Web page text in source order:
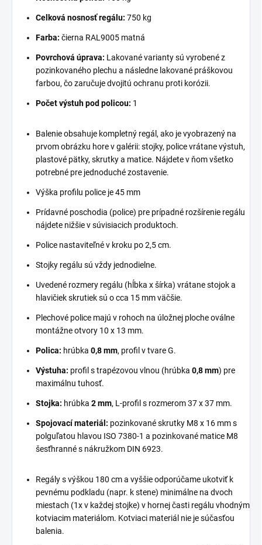
Celková nosnosť regálu: 750 kg
Farba: čierna RAL9005 matná
Povrchová úprava: Lakované varianty sú vyrobené z
pozinkovaného plechu a následne lakované práškovou
farbou, čo zaručuje dvojitú ochranu proti korózii.
Počet výstuh pod policou: 1
Balenie obsahuje kompletný regál, ako je vyobrazený na
prvom obrázku hore v galérii: stojky, police vrátane výstuh,
plastové pätky, skrutky a matice. Nájdete v ňom všetko
potrebné pre jednoduché zostavenie.
Výška profilu police je 45 mm
Prídavné poschodia (police) pre prípadné rozšírenie regálu
nájdete nižšie v súvisiacich produktoch.
Police nastaviteľné v kroku po 2,5 cm.
Stojky regálu sú vždy jednodielne.
Uvedené rozmery regálu (hĺbka x šírka) vrátane stojok a
hlavičiek skrutiek sú o cca 15 mm väčšie.
Plechové police majú v rohoch na úložnej ploche oválne
montážne otvory 10 x 13 mm.
Polica: hrúbka 0,8 mm, profil v tvare G.
Výstuha: profil s trapézovou vlnou (hrúbka 0,8 mm) pre
maximálnu tuhosť.
Stojka: hrúbka 2 mm, L-profil s rozmerom 37 x 37 mm.
Spojovací materiál: pozinkované skrutky M8 x 16 mm s
polguľatou hlavou ISO 7380-1 a pozinkované matice M8
šesťhranné s nákružkom DIN 6923.
Regály s výškou 180 cm a vyššie odporúčame ukotviť k
pevnému podkladu (napr. k stene) minimálne na dvoch
miestach (1x v každej stojke) v hornej časti regálu vhodným
kotviacim materiálom. Kotviaci materiál nie je súčasťou
balenia.